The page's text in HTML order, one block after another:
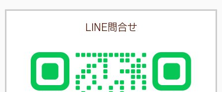
LINE問合せ